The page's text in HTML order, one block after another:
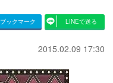
ブックマーク LINEで送る
2015.02.09 17:30